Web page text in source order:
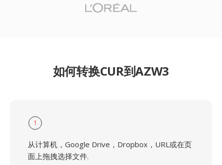
如何转换CUR到AZW3
1
从计算机，Google Drive，Dropbox，URL或在页
面上拖拽选择文件.